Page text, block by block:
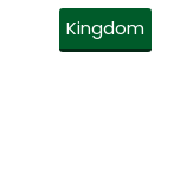
Kingdom